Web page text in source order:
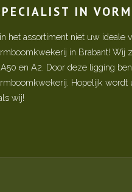
IN
het assortiment niet uw ideale
in Brabant! Wij
en A2. Door deze ligging
Hopelijk wordt
wij!